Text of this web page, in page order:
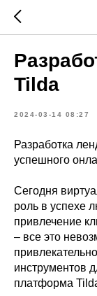
Tilda
2024-03-14 08:27
Разработка
успешного
Сегодня
роль в успехе
привлечение
– все это
инструментов
платформа